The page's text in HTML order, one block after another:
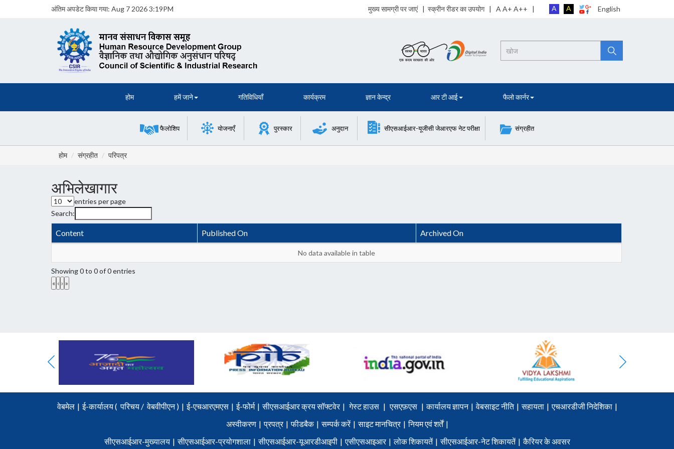
अंतिम अपडेट किया गया: Aug 7 2026 3:19PM मुख्य सामग्री पर जाएं| स्क्रीन रीडर का उपयोग| A A+ A++ | A A English
Search
होम हमें जाने गतिविधियाँ कार्यक्रम ज्ञान केन्द्र आर टी आई फैलो कार्नर
फैलोशिप योजनाएँ पुरस्कार अनुदान सीएसआईआर-यूजीसी जेआरएफ नेट परीक्षा संग्रहीत
होम संग्रहीत परिपत्र
अभिलेखागार
entries per page
Search:
Content Published On Archived On
No data available in table
Showing 0 to 0 of 0 entries
« ‹ › »
वेबमेल | ई-कार्यालय ( परिचय / वेबवीपीएन ) | ई-एचआरएमएस | ई-फोर्म | सीएसआईआर क्रय सॉफ्टवेर | गेस्ट हाउस | एसएफ़एस | कार्यालय ज्ञापन | वेबसाइट नीति | सहायता | एचआरडीजी निदेशिका |
अस्वीकरण | प्रपत्र | फीडबैक | सम्पर्क करें | साइट मानचित्र | नियम एवं शर्तें |
सीएसआईआर-मुख्यालय | सीएसआईआर-प्रयोगशाला | सीएसआईआर-यूआरडीआइपी | एसीएसआइआर | लोक शिकायतें | सीएसआईआर-नेट शिकायतें | कैरियर के अवसर